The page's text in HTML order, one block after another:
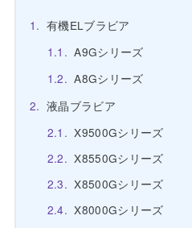
有機ELブラビア
A9Gシリーズ
A8Gシリーズ
液晶ブラビア
X9500Gシリーズ
X8550Gシリーズ
X8500Gシリーズ
X8000Gシリーズ